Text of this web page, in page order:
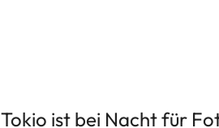
Tokio ist bei Nacht für